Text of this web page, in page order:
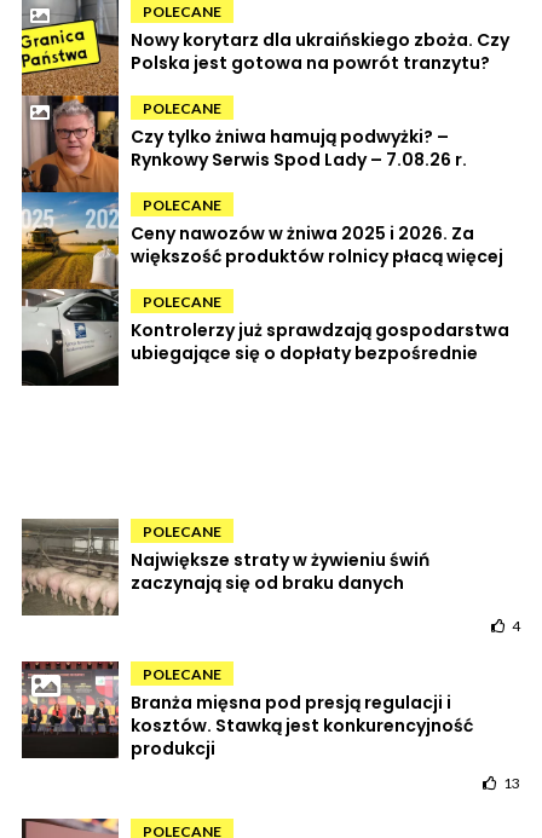
POLECANE
Nowy korytarz dla ukraińskiego zboża. Czy
Polska jest gotowa na powrót tranzytu?
POLECANE
Czy tylko żniwa hamują podwyżki? –
Rynkowy Serwis Spod Lady – 7.08.26 r.
POLECANE
Ceny nawozów w żniwa 2025 i 2026. Za
większość produktów rolnicy płacą więcej
POLECANE
Kontrolerzy już sprawdzają gospodarstwa
ubiegające się o dopłaty bezpośrednie
POLECANE
Największe straty w żywieniu świń
zaczynają się od braku danych
4
POLECANE
Branża mięsna pod presją regulacji i
kosztów. Stawką jest konkurencyjność
produkcji
13
POLECANE